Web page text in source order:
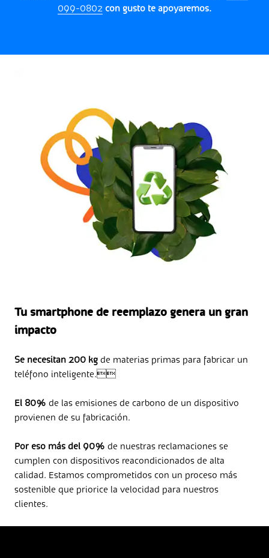
099-0802con gusto te apoyaremos.
Tu smartphone de reemplazo genera un gran
impacto
Se necesitan 200 kg de materias primas para fabricar un
teléfono inteligente.
El 80% de las emisiones de carbono de un dispositivo
provienen de su fabricación.
Por eso más del 90% de nuestras reclamaciones se
cumplen con dispositivos reacondicionados de alta
calidad. Estamos comprometidos con un proceso más
sostenible que priorice la velocidad para nuestros
clientes.